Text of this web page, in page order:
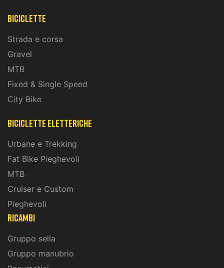
Biciclette
Strada e corsa
Gravel
MTB
Fixed & Single Speed
City Bike
biciclette eletteriche
Urbane e Trekking
Fat Bike Pieghevoli
MTB
Cruiser e Custom
Pieghevoli
ricambi
Gruppo sella
Gruppo manubrio